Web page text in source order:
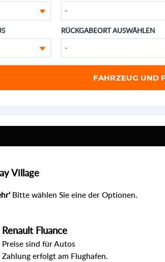
-
RÜCKGABEORT AUSWÄHLEN
-
Village
Bitte wählen Sie eine der Optionen.
Renault Fluance
Preise sind für Autos
Zahlung erfolgt am Flughafen.